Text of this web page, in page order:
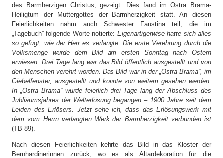
des Barmherzigen Christus, gezeigt. Dies fand im Ostra Brama-
Heiligtum der Muttergottes der Barmherzigkeit statt. An diesen
Feierlichkeiten nahm auch Schwester Faustina teil, die im
„Tagebuch” folgende Worte notierte: Eigenartigerwise hatte sich alles
so gefügt, wie der Herr es verlangte. Die erste Verehrung durch die
Volksmenge wurde dem Bild am ersten Sonntag nach Ostern
erwiesen. Drei Tage lang war das Bild öffentlich ausgestellt und von
den Menschen verehrt worden. Das Bild war in der „Ostra Brama”, im
Giebelfenster, ausgestellt und konnte von weitem gesehen werden.
In „Ostra Brama” wurde feierlich drei Tage lang der Abschluss des
Jubliäumsjahres der Welterlösung begangen – 1900 Jahre seit dem
Leiden des Erlösers. Jetzt sehe ich, dass das Erlösungswerk mit
dem vom Herrn verlangten Werk der Barmherzigkeit verbunden ist
(TB 89).
Nach diesen Feierlichkeiten kehrte das Bild in das Kloster der
Bernhardinerinnen zurück, wo es als Altardekoration für die